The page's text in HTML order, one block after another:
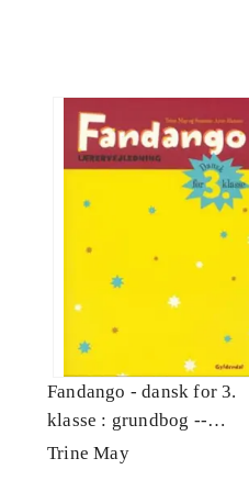
Fandango - dansk for 3.
klasse : grundbog --
Lærervejledning
Trine May